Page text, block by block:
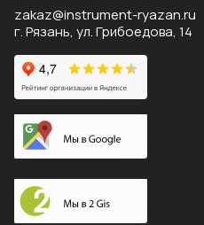
zakaz@instrument-ryazan.ru
г. Рязань, ул. Грибоедова, 14